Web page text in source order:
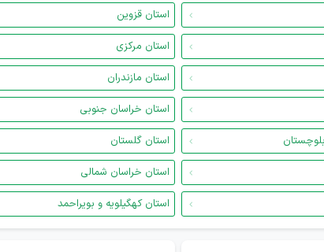
استان قزوین
استان مرکزی
استان مازندران
استان خراسان جنوبی
استان گلستان
استان خراسان شمالی
استان کهگیلویه و بویراحمد